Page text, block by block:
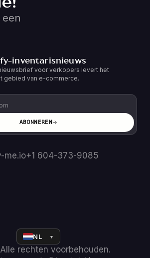
inventarisnieuws
voor verkopers levert het
gebied van e-commerce.
ABONNEREN
me.io+1 604-373-9085
NL ▼
rechten voorbehouden.